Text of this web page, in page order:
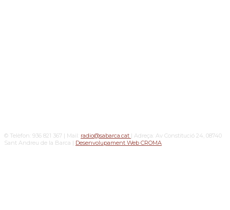
© Telèfon: 936 821 367 | Mail: radio@sabarca.cat | Adreça: Av Constitució 24, 08740
Sant Andreu de la Barca | Desenvolupament Web CROMA